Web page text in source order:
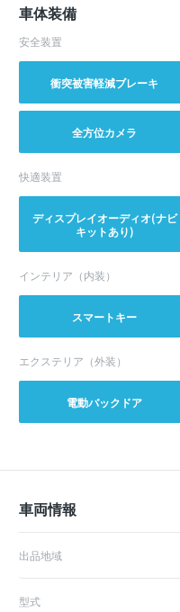
車体装備
安全装置
衝突被害軽減ブレーキ
全方位カメラ
快適装置
ディスプレイオーディオ(ナビ
キットあり)
インテリア（内装）
スマートキー
エクステリア（外装）
電動バックドア
車両情報
出品地域
型式